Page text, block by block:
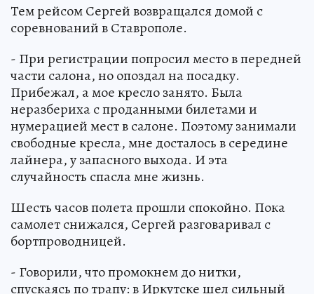
Тем рейсом Сергей возвращался домой с
соревнований в Ставрополе.
- При регистрации попросил место в передней
части салона, но опоздал на посадку.
Прибежал, а мое кресло занято. Была
неразбериха с проданными билетами и
нумерацией мест в салоне. Поэтому занимали
свободные кресла, мне досталось в середине
лайнера, у запасного выхода. И эта
случайность спасла мне жизнь.
Шесть часов полета прошли спокойно. Пока
самолет снижался, Сергей разговаривал с
бортпроводницей.
- Говорили, что промокнем до нитки,
спускаясь по трапу: в Иркутске шел сильный